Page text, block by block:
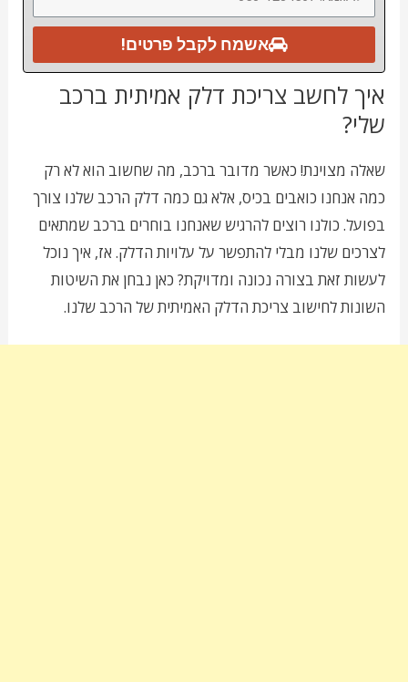
אשמח לקבל פרטים!
איך לחשב צריכת דלק אמיתית ברכב
שלי?
שאלה מצוינת! כאשר מדובר ברכב, מה שחשוב הוא לא רק
כמה אנחנו כואבים בכיס, אלא גם כמה דלק הרכב שלנו צורך
בפועל. כולנו רוצים להרגיש שאנחנו בוחרים ברכב שמתאים
לצרכים שלנו מבלי להתפשר על עלויות הדלק. אז, איך נוכל
לעשות זאת בצורה נכונה ומדויקת? כאן נבחן את השיטות
השונות לחישוב צריכת הדלק האמיתית של הרכב שלנו.